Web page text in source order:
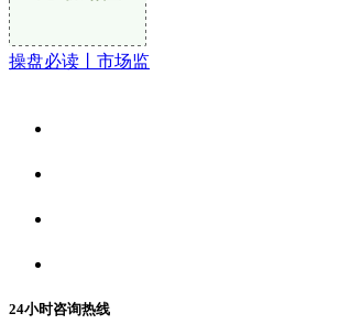
操盘必读丨市场监
24小时咨询热线